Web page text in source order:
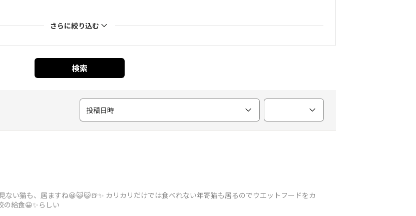
さらに絞り込む
検索
投稿日時
ない猫も、居ますね😀😺😺🍺✨ カリカリだけでは食べれない年寄猫も居るのでウエットフードをカ
の給食😀✨らしい